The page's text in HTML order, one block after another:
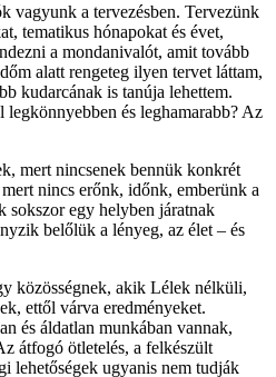
vagyunk a tervezésben. Tervezünk
tematikus hónapokat és évet,
a mondanivalót, amit tovább
alatt rengeteg ilyen tervet láttam,
kudarcának is tanúja lehettem.
és leghamarabb? Az
mert nincsenek bennük konkrét
nincs erőnk, időnk, emberünk a
sokszor egy helyben járatnak
belőlük a lényeg, az élet – és
közösségnek, akik Lélek nélküli,
ettől várva eredményeket.
és áldatlan munkában vannak,
átfogó ötletelés, a felkészült
lehetőségek ugyanis nem tudják